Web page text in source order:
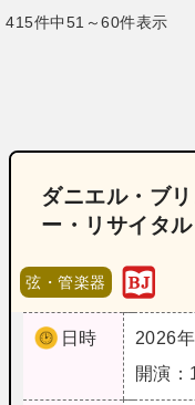
415件中51～60件表示
ダニエル・ブ
ー・リサイタル
弦・管楽器
日時
2026
開演：